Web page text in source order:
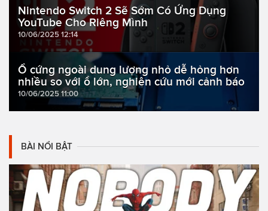
Nintendo Switch 2 Sẽ Sớm Có Ứng Dụng
YouTube Cho Riêng Mình
10/06/2025 12:14
Ổ cứng ngoài dung lượng nhỏ dễ hỏng hơn
nhiều so với ổ lớn, nghiên cứu mới cảnh báo
10/06/2025 11:00
BÀI NỔI BẬT